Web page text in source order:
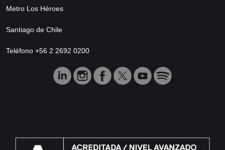
Metro Los Héroes
Santiago de Chile
Teléfono +56 2 2692 0200